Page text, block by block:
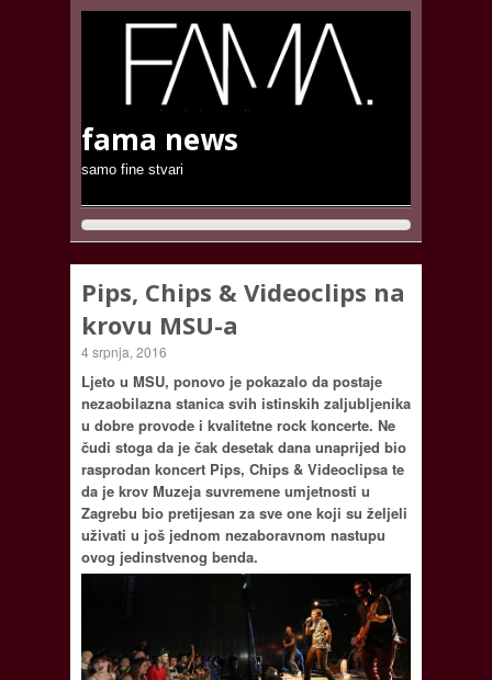
fama news
samo fine stvari
Pips, Chips & Videoclips na
krovu MSU-a
4 srpnja, 2016
Ljeto u MSU, ponovo je pokazalo da postaje
nezaobilazna stanica svih istinskih zaljubljenika
u dobre provode i kvalitetne rock koncerte. Ne
čudi stoga da je čak desetak dana unaprijed bio
rasprodan koncert Pips, Chips & Videoclipsa te
da je krov Muzeja suvremene umjetnosti u
Zagrebu bio pretijesan za sve one koji su željeli
uživati u još jednom nezaboravnom nastupu
ovog jedinstvenog benda.